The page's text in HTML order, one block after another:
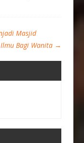
Masjid
Bagi Wanita →